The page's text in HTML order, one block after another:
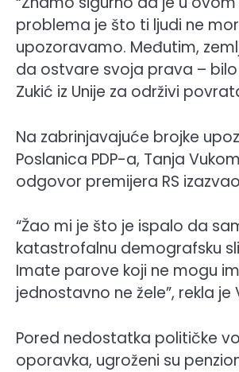
problema je što ti ljudi ne
upozoravamo. Međutim,
da ostvare svoja prava – bilo
Zukić iz Unije za održivi
Na zabrinjavajuće brojke
Poslanica PDP-a, Tanja
odgovor premijera RS
“Žao mi je što je ispalo da
katastrofalnu demografsku
Imate parove koji ne mogu
jednostavno ne žele”, rekla
Pored nedostatka političke
oporavka, ugroženi su